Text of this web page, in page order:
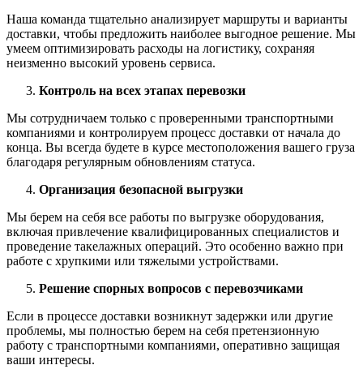
Наша команда тщательно анализирует маршруты и варианты
доставки, чтобы предложить наиболее выгодное решение. Мы
умеем оптимизировать расходы на логистику, сохраняя
неизменно высокий уровень сервиса.
Контроль на всех этапах перевозки
Мы сотрудничаем только с проверенными транспортными
компаниями и контролируем процесс доставки от начала до
конца. Вы всегда будете в курсе местоположения вашего груза
благодаря регулярным обновлениям статуса.
Организация безопасной выгрузки
Мы берем на себя все работы по выгрузке оборудования,
включая привлечение квалифицированных специалистов и
проведение такелажных операций. Это особенно важно при
работе с хрупкими или тяжелыми устройствами.
Решение спорных вопросов с перевозчиками
Если в процессе доставки возникнут задержки или другие
проблемы, мы полностью берем на себя претензионную
работу с транспортными компаниями, оперативно защищая
ваши интересы.